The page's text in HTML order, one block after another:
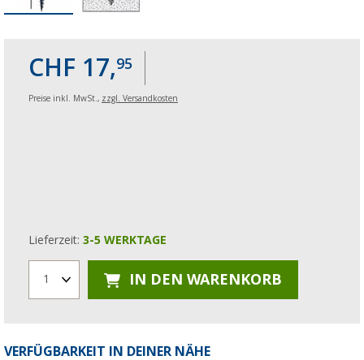
CHF 17,95
Preise inkl. MwSt., zzgl. Versandkosten
Lieferzeit: 3-5 WERKTAGE
1 IN DEN WARENKORB
VERFÜGBARKEIT IN DEINER NÄHE